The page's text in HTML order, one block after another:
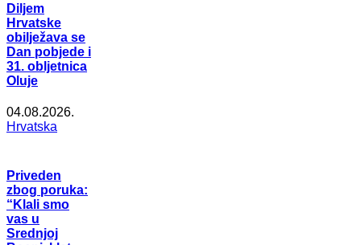
Diljem
Hrvatske
obilježava se
Dan pobjede i
31. obljetnica
Oluje
04.08.2026.
Hrvatska
Priveden
zbog poruka:
“Klali smo
vas u
Srednjoj